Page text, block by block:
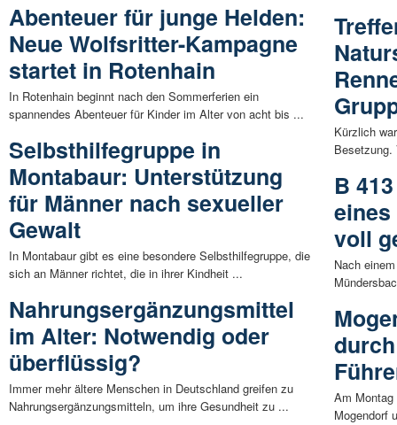
Abenteuer für junge Helden:
Neue Wolfsritter-Kampagne
startet in Rotenhain
In Rotenhain beginnt nach den Sommerferien ein
spannendes Abenteuer für Kinder im Alter von acht bis ...
Selbsthilfegruppe in
Montabaur: Unterstützung
für Männer nach sexueller
Gewalt
In Montabaur gibt es eine besondere Selbsthilfegruppe, die
sich an Männer richtet, die in ihrer Kindheit ...
Nahrungsergänzungsmittel
im Alter: Notwendig oder
überflüssig?
Immer mehr ältere Menschen in Deutschland greifen zu
Nahrungsergänzungsmitteln, um ihre Gesundheit zu ...
Kürzlich
Besetzung.
B
voll
Nach
Am
Mogendorf